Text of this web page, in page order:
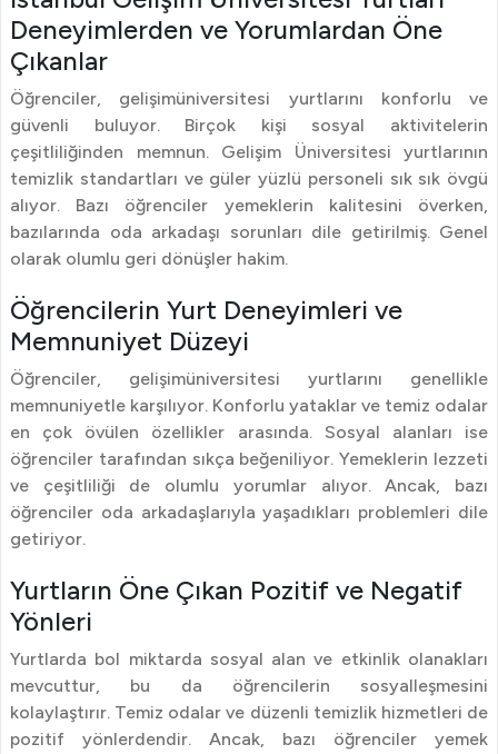
Deneyimlerden ve Yorumlardan Öne
Çıkanlar
Öğrenciler, gelişimüniversitesi yurtlarını konforlu ve
güvenli buluyor. Birçok kişi sosyal aktivitelerin
çeşitliliğinden memnun. Gelişim Üniversitesi yurtlarının
temizlik standartları ve güler yüzlü personeli sık sık övgü
alıyor. Bazı öğrenciler yemeklerin kalitesini överken,
bazılarında oda arkadaşı sorunları dile getirilmiş. Genel
olarak olumlu geri dönüşler hakim.
Öğrencilerin Yurt Deneyimleri ve
Memnuniyet Düzeyi
Öğrenciler, gelişimüniversitesi yurtlarını genellikle
memnuniyetle karşılıyor. Konforlu yataklar ve temiz odalar
en çok övülen özellikler arasında. Sosyal alanları ise
öğrenciler tarafından sıkça beğeniliyor. Yemeklerin lezzeti
ve çeşitliliği de olumlu yorumlar alıyor. Ancak, bazı
öğrenciler oda arkadaşlarıyla yaşadıkları problemleri dile
getiriyor.
Yurtların Öne Çıkan Pozitif ve Negatif
Yönleri
Yurtlarda bol miktarda sosyal alan ve etkinlik olanakları
mevcuttur, bu da öğrencilerin sosyalleşmesini
kolaylaştırır. Temiz odalar ve düzenli temizlik hizmetleri de
pozitif yönlerdendir. Ancak, bazı öğrenciler yemek